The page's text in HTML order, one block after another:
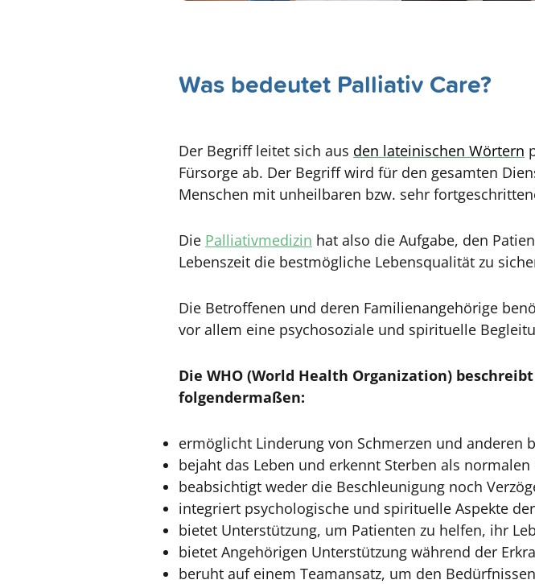
Was bedeutet Palliativ Care?
Der Begriff leitet sich aus den lateinischen Wörtern
Fürsorge ab. Der Begriff wird für den gesamten
Menschen mit unheilbaren bzw. sehr
Die Palliativmedizin hat also die Aufgabe, den
Lebenszeit die bestmögliche Lebensqualität zu
Die Betroffenen und deren Familienangehörige
vor allem eine psychosoziale und spirituelle
Die WHO (World Health Organization)
folgendermaßen:
ermöglicht Linderung von Schmerzen und anderen
bejaht das Leben und erkennt Sterben als normalen
beabsichtigt weder die Beschleunigung noch
integriert psychologische und spirituelle Aspekte
bietet Unterstützung, um Patienten zu helfen, ihr
bietet Angehörigen Unterstützung während der
beruht auf einem Teamansatz, um den